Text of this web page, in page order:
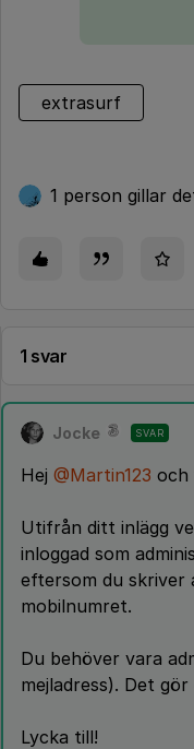
extrasurf
1 person gillar
1 svar
Jocke SVAR
Hej @Martin123 och
Utifrån ditt inlägg
inloggad som
eftersom du skriver
mobilnumret.
Du behöver vara
mejladress). Det gör
Lycka till!